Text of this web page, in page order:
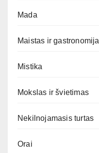
Mada
Maistas ir gastronomija
Mistika
Mokslas ir švietimas
Nekilnojamasis turtas
Orai